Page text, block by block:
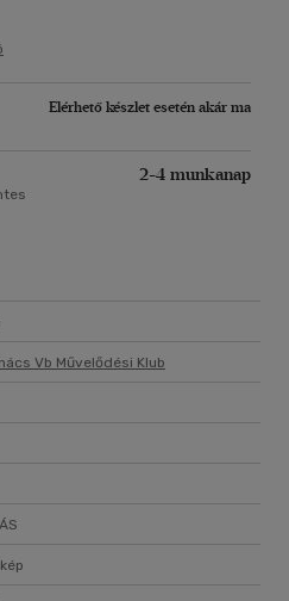
Elérhető készlet esetén akár ma
2-4 munkanap
Vb Művelődési Klub